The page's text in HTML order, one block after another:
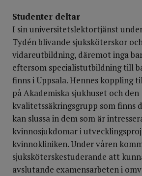
Studenter deltar
I sin universitetslektortjänst
Tydén blivande sjuksköterskor
vidareutbildning, däremot inga
eftersom specialistutbildning till
finns i Uppsala. Hennes koppling
på Akademiska sjukhuset och den
kvalitetssäkringsgrupp som finns
kan slussa in dem som är
kvinnosjukdomar i
kvinnokliniken. Under våren
sjuksköterskestuderande att
avslutande examensarbeten i